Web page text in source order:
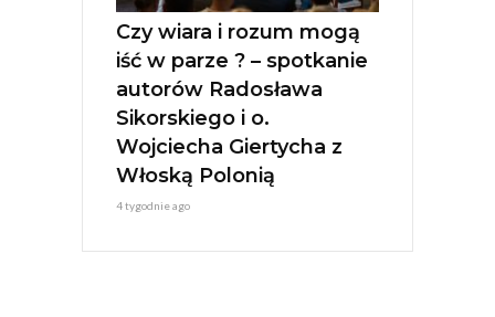
Czy wiara i rozum mogą
iść w parze ? – spotkanie
autorów Radosława
Sikorskiego i o.
Wojciecha Giertycha z
Włoską Polonią
4 tygodnie ago